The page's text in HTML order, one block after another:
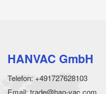
HANVAC GmbH
Telefon: +491727628103
Email: trade@han-vac.com